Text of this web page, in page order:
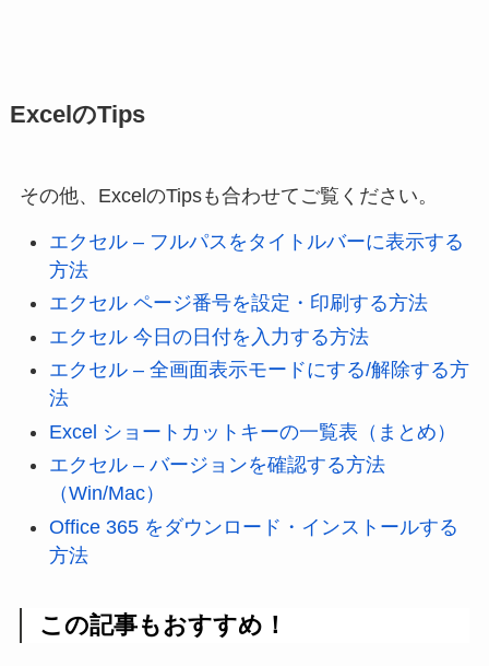
ExcelのTips
その他、ExcelのTipsも合わせてご覧ください。
エクセル – フルパスをタイトルバーに表示する
方法
エクセル ページ番号を設定・印刷する方法
エクセル 今日の日付を入力する方法
エクセル – 全画面表示モードにする/解除する方
法
Excel ショートカットキーの一覧表（まとめ）
エクセル – バージョンを確認する方法
（Win/Mac）
Office 365 をダウンロード・インストールする
方法
この記事もおすすめ！